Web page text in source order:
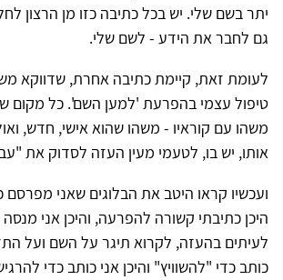
יתר בשם שלי. יש בכל כתיבה כזו מן הרצון
גם לחבר את הידע - לשם שלי.
לעומת זאת, קיימת כתיבה אחרת, שדווקא
טיפול עצמי בהפרעת 'למען השם'. כל מקום
משהו עם קוראיו - משהו שהוא אישי, חדש,
אותו, יש בו, לטעמי מעין העזה לסדוק את
ועכשיו קראו היטב את הבלוגים שאני מפרסם
היכן כתיבתי קשורה להפרעה, והיכן אני
לעיתים בהעזה, לקרוא תיגר על השם ועל
כותב כדי "להשוויץ" והיכן אני כותב כדי